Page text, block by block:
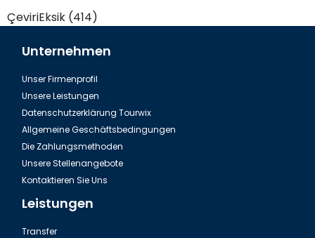
ÇeviriEksik (414)
Unternehmen
Unser Firmenprofil
Unsere Leistungen
Datenschutzerklärung Tourwix
Allgemeine Geschäftsbedingungen
Die Zahlungsmethoden
Unsere Stellenangebote
Kontaktieren Sie Uns
Leistungen
Transfer